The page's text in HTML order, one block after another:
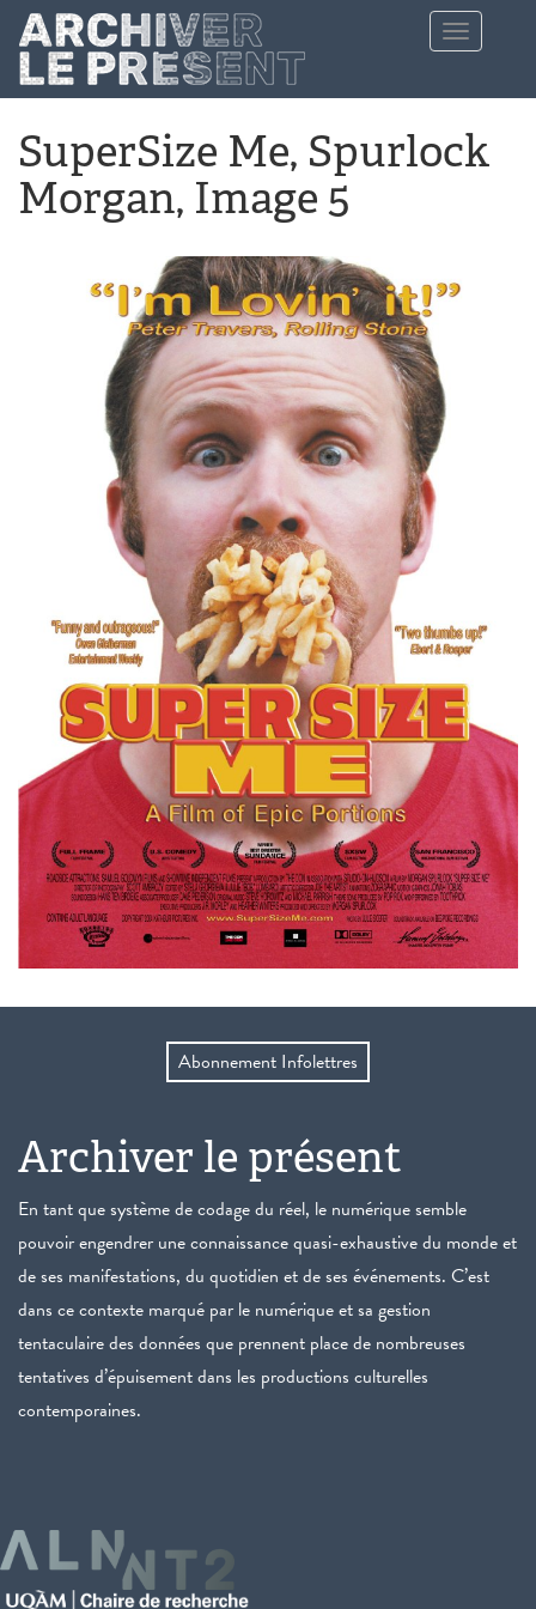
Aller au contenu principal
Toggle
navigation
SuperSize Me, Spurlock
Morgan, Image 5
Abonnement Infolettres
Archiver le présent
En tant que système de codage du réel, le numérique semble
pouvoir engendrer une connaissance quasi-exhaustive du monde et
de ses manifestations, du quotidien et de ses événements. C’est
dans ce contexte marqué par le numérique et sa gestion
tentaculaire des données que prennent place de nombreuses
tentatives d’épuisement dans les productions culturelles
contemporaines.